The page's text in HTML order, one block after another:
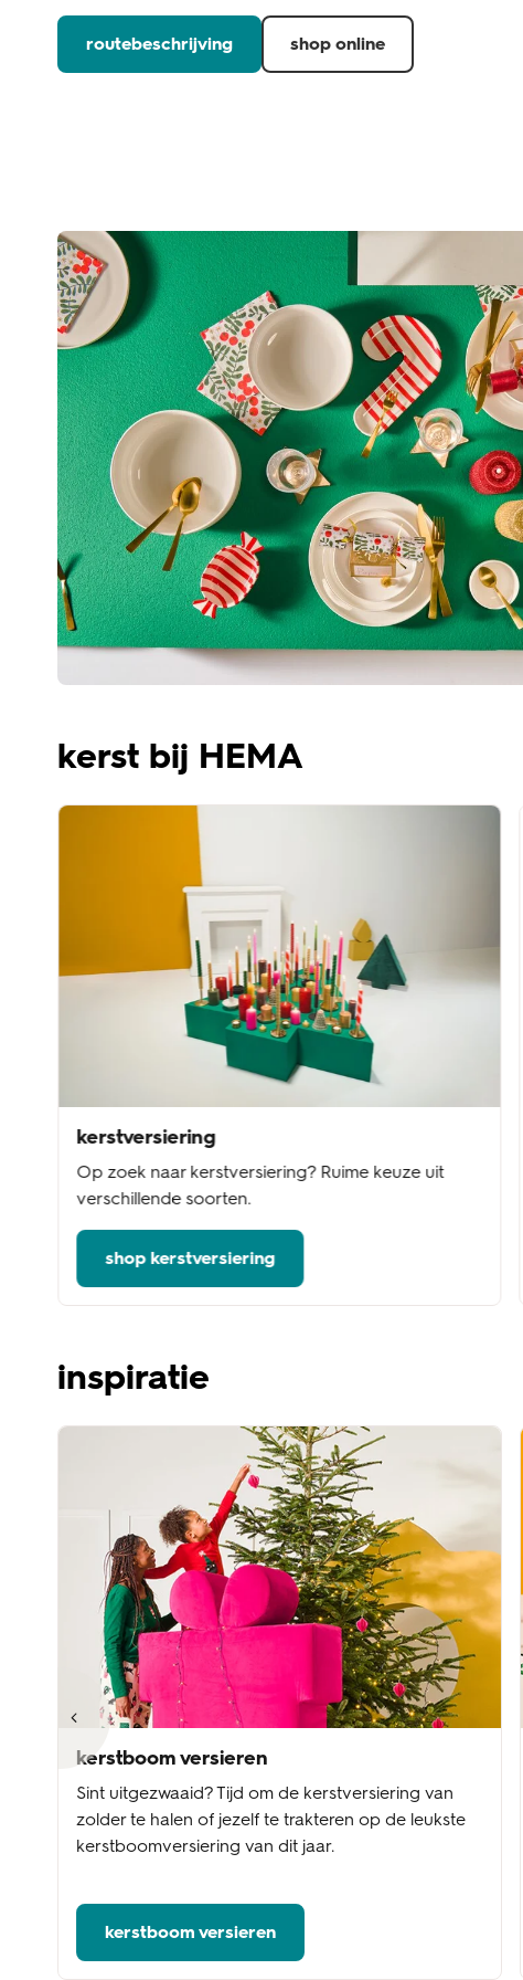
routebeschrijving shop online
kerst bij HEMA
kerstversiering
Op zoek naar kerstversiering? Ruime keuze uit
verschillende soorten.
shop kerstversiering
inspiratie
kerstboom versieren
Sint uitgezwaaid? Tijd om de kerstversiering van
zolder te halen of jezelf te trakteren op de leukste
kerstboomversiering van dit jaar.
kerstboom versieren